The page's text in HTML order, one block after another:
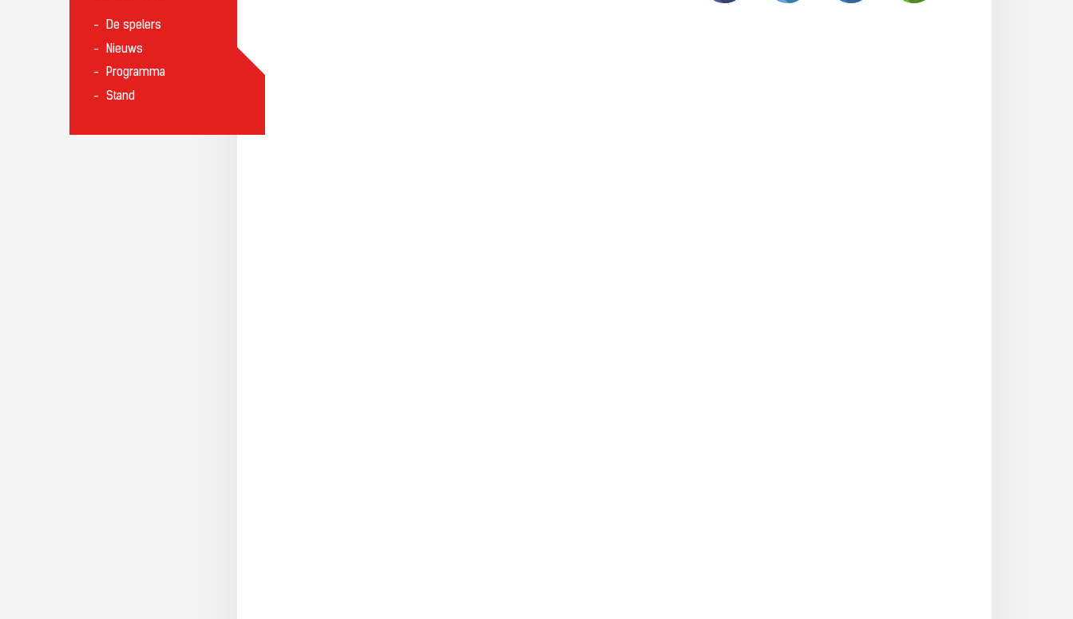
De spelers
Nieuws
Programma
Stand